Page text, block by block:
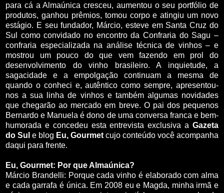
para cá a Almaúnica cresceu, aumentou o seu portfólio de
produtos, ganhou prêmios, tomou corpo e atingiu um novo
estágio. E seu fundador, Márcio, esteve em Santa Cruz do
Sul como convidado no encontro da Confraria do Sagu –
confraria especializada na análise técnica de vinhos – e
mostrou um pouco do que vem fazendo em prol do
desenvolvimento do vinho brasileiro. A inquietude, a
sagacidade e a empolgação continuam a mesma de
quando o conheci e, autêntico como sempre, apresentou-
nos a sua linha de vinhos e também algumas novidades
que chegarão ao mercado em breve. O pai dos pequenos
Bernardo e Manuela é dono de uma conversa franca e bem-
humorada e concedeu esta entrevista exclusiva a Gazeta
do Sul e blog Eu, Gourmet cujo conteúdo você acompanha
daqui para frente.
Eu, Gourmet: Por que Almaúnica?
Márcio Brandelli: Porque cada vinho é elaborado com alma
e cada garrafa é única. Em 2008 eu e Magda, minha irmã e